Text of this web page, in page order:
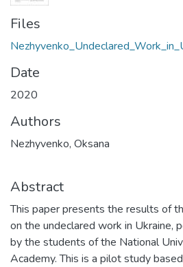
Files
Date
2020
Authors
Nezhyvenko, Oksana
Abstract
This paper presents the results of
on the undeclared work in Ukraine,
by the students of the National
Academy. This is a pilot study